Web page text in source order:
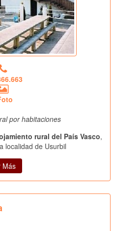
por habitaciones
rural del País Vasco,
localidad de Usurbil
Más